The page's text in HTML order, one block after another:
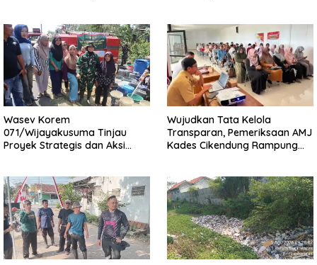
Wasev Korem
071/Wijayakusuma Tinjau
Proyek Strategis dan Aksi
Wujudkan Tata Kelola
Transparan, Pemeriksaan AMJ
Kades Cikendung Rampung